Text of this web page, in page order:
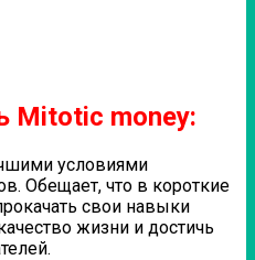
Mitotic money:
условиями
Обещает, что в короткие
свои навыки
жизни и достичь